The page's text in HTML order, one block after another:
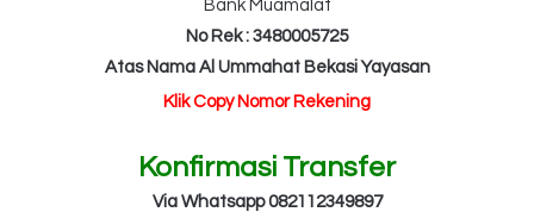
Bank Muamalat
No Rek : 3480005725
Atas Nama Al Ummahat Bekasi Yayasan
Klik Copy Nomor Rekening
Konfirmasi Transfer
Via Whatsapp 082112349897